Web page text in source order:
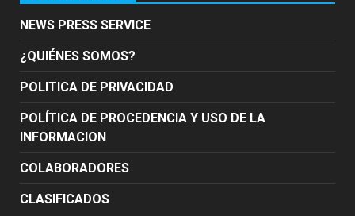
NEWS PRESS SERVICE
¿QUIÉNES SOMOS?
POLITICA DE PRIVACIDAD
POLÍTICA DE PROCEDENCIA Y USO DE LA
INFORMACION
COLABORADORES
CLASIFICADOS